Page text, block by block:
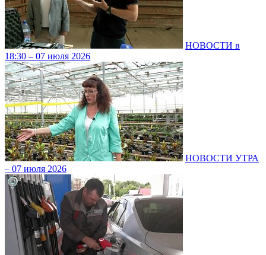
НОВОСТИ в
18:30 – 07 июля 2026
НОВОСТИ УТРА
– 07 июля 2026